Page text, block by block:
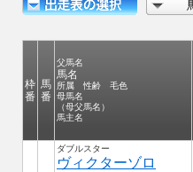
枠
番
馬
番
父馬名
馬名
所属 性齢 毛色
母馬名
（母父馬名）
馬主名
ダブルスター
ヴィクターゾロ